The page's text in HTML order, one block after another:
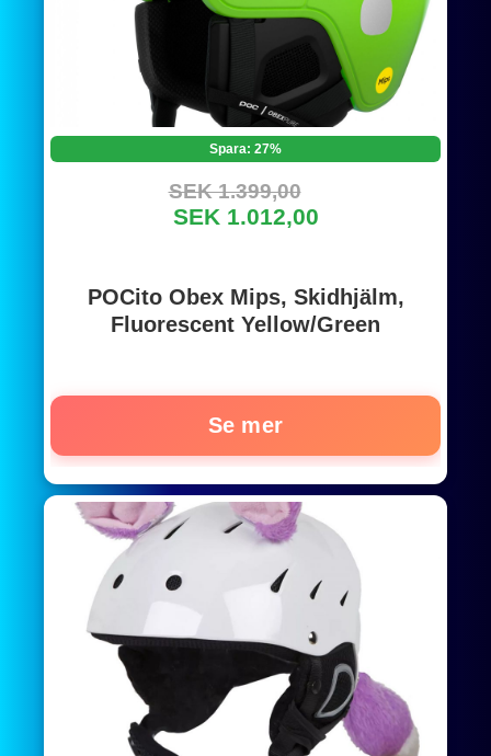
Spara: 27%
SEK 1.399,00
SEK 1.012,00
POCito Obex Mips, Skidhjälm,
Fluorescent Yellow/Green
Se mer